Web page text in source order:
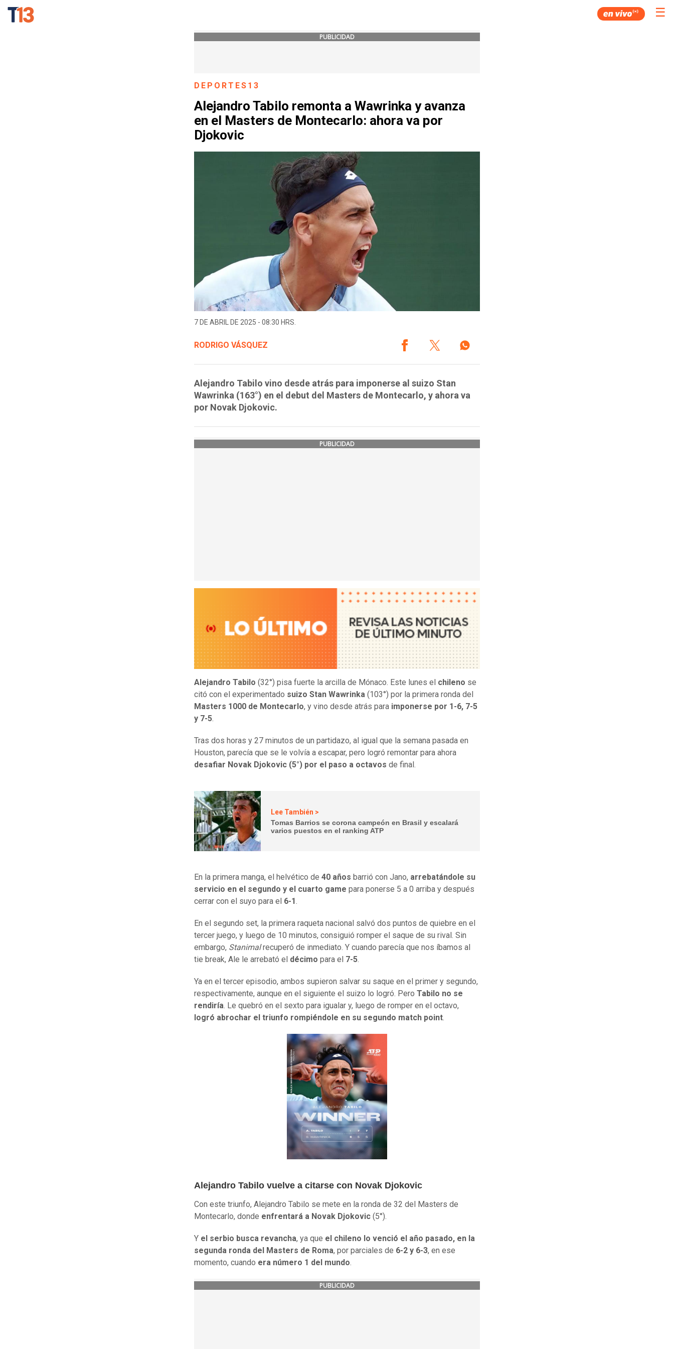
☰
PUBLICIDAD
DEPORTES13
Alejandro Tabilo remonta a Wawrinka y avanza
en el Masters de Montecarlo: ahora va por
Djokovic
7 DE ABRIL DE 2025 - 08:30 HRS.
RODRIGO VÁSQUEZ
Alejandro Tabilo vino desde atrás para imponerse al suizo Stan
Wawrinka (163°) en el debut del Masters de Montecarlo, y ahora va
por Novak Djokovic.
PUBLICIDAD
Alejandro Tabilo (32°) pisa fuerte la arcilla de Mónaco. Este lunes el chileno se
citó con el experimentado suizo Stan Wawrinka (103°) por la primera ronda del
Masters 1000 de Montecarlo, y vino desde atrás para imponerse por 1-6, 7-5
y 7-5.
Tras dos horas y 27 minutos de un partidazo, al igual que la semana pasada en
Houston, parecía que se le volvía a escapar, pero logró remontar para ahora
desafiar Novak Djokovic (5°) por el paso a octavos de final.
Lee También >
Tomas Barrios se corona campeón en Brasil y escalará
varios puestos en el ranking ATP
En la primera manga, el helvético de 40 años barrió con Jano, arrebatándole su
servicio en el segundo y el cuarto game para ponerse 5 a 0 arriba y después
cerrar con el suyo para el 6-1.
En el segundo set, la primera raqueta nacional salvó dos puntos de quiebre en el
tercer juego, y luego de 10 minutos, consiguió romper el saque de su rival. Sin
embargo, Stanimalrecuperó de inmediato. Y cuando parecía que nos íbamos al
tie break, Ale le arrebató el décimo para el 7-5.
Ya en el tercer episodio, ambos supieron salvar su saque en el primer y segundo,
respectivamente, aunque en el siguiente el suizo lo logró. Pero Tabilo no se
rendiría. Le quebró en el sexto para igualar y, luego de romper en el octavo,
logró abrochar el triunfo rompiéndole en su segundo match point.
Alejandro Tabilo vuelve a citarse con Novak Djokovic
Con este triunfo, Alejandro Tabilo se mete en la ronda de 32 del Masters de
Montecarlo, donde enfrentará a Novak Djokovic (5°).
Y el serbio busca revancha, ya que el chileno lo venció el año pasado, en la
segunda ronda del Masters de Roma, por parciales de 6-2 y 6-3, en ese
momento, cuando era número 1 del mundo.
PUBLICIDAD